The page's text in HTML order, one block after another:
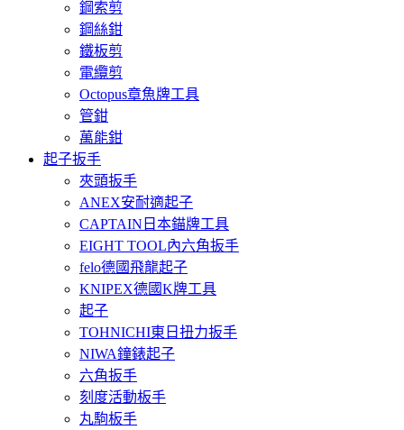
鋼索剪
鋼絲鉗
鐵板剪
電纜剪
Octopus章魚牌工具
管鉗
萬能鉗
起子扳手
夾頭扳手
ANEX安耐適起子
CAPTAIN日本錨牌工具
EIGHT TOOL內六角扳手
felo德國飛龍起子
KNIPEX德國K牌工具
起子
TOHNICHI東日扭力扳手
NIWA鐘錶起子
六角扳手
刻度活動板手
丸駒板手